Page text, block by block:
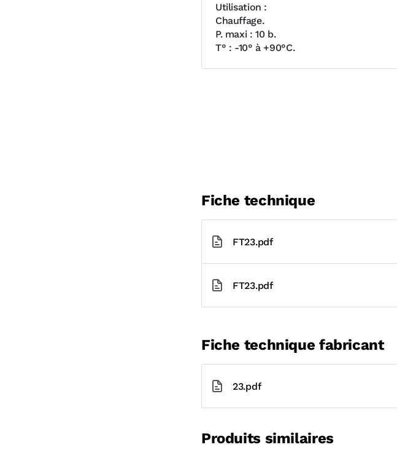
Utilisation :
Chauffage.
P. maxi : 10 b.
T° : -10° à +90°C.
Fiche technique
FT23.pdf
FT23.pdf
Fiche technique fabricant
23.pdf
Produits similaires